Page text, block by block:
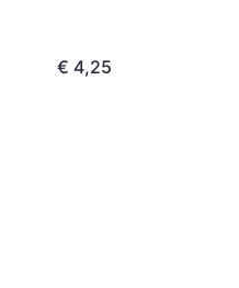
€ 4,25